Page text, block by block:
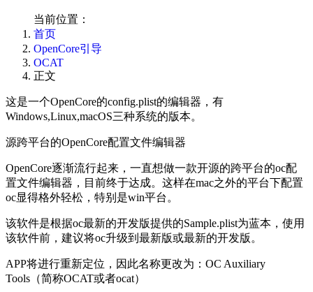
当前位置：
首页
OpenCore引导
OCAT
正文
这是一个OpenCore的config.plist的编辑器，有
Windows,Linux,macOS三种系统的版本。
源跨平台的OpenCore配置文件编辑器
OpenCore逐渐流行起来，一直想做一款开源的跨平台的oc配
置文件编辑器，目前终于达成。这样在mac之外的平台下配置
oc显得格外轻松，特别是win平台。
该软件是根据oc最新的开发版提供的Sample.plist为蓝本，使用
该软件前，建议将oc升级到最新版或最新的开发版。
APP将进行重新定位，因此名称更改为：OC Auxiliary
Tools（简称OCAT或者ocat）